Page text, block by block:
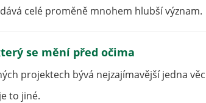
celé proměně mnohem hlubší význam.
se mění před očima
projektech bývá nejzajímavější jedna
to jiné.